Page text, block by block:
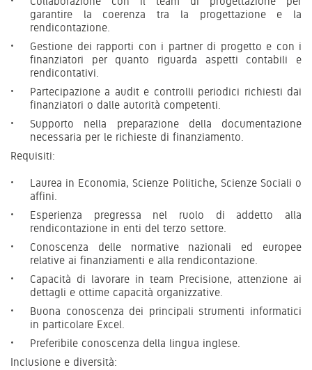
garantire la coerenza tra la progettazione e la
rendicontazione.
Gestione dei rapporti con i partner di progetto e con i
finanziatori per quanto riguarda aspetti contabili e
rendicontativi.
Partecipazione a audit e controlli periodici richiesti dai
finanziatori o dalle autorità competenti.
Supporto nella preparazione della documentazione
necessaria per le richieste di finanziamento.
Requisiti:
Laurea in Economia, Scienze Politiche, Scienze Sociali o
affini.
Esperienza pregressa nel ruolo di addetto alla
rendicontazione in enti del terzo settore.
Conoscenza delle normative nazionali ed europee
relative ai finanziamenti e alla rendicontazione.
Capacità di lavorare in team Precisione, attenzione ai
dettagli e ottime capacità organizzative.
Buona conoscenza dei principali strumenti informatici
in particolare Excel.
Preferibile conoscenza della lingua inglese.
Inclusione e diversità: